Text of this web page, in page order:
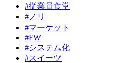
#従業員食堂
#ノリ
#マーケット
#FW
#システム化
#スイーツ